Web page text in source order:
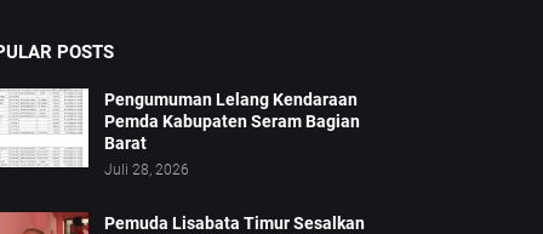
POSTS
Pengumuman Lelang Kendaraan
Pemda Kabupaten Seram Bagian
Barat
Juli 28, 2026
Pemuda Lisabata Timur Sesalkan